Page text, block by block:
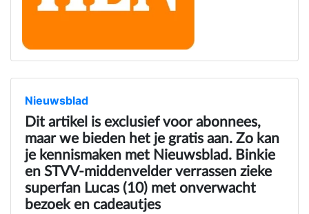
Nieuwsblad
Dit artikel is exclusief voor abonnees,
maar we bieden het je gratis aan. Zo kan
je kennismaken met Nieuwsblad. Binkie
en STVV-middenvelder verrassen zieke
superfan Lucas (10) met onverwacht
bezoek en cadeautjes